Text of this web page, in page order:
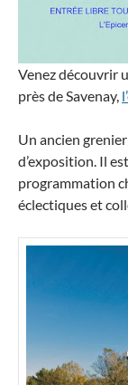
Venez découvrir
près de Savenay,
Un ancien
d’exposition. Il
programmation
éclectiques et